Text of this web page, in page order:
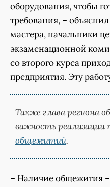
оборудования, чтобы
требования, –
мастера, начальники
экзаменационной
со второго курса
предприятия. Эту
Также глава региона
важность реализации
общежитий.
– Наличие общежития